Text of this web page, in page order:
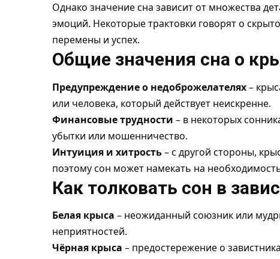
Однако значение сна зависит от множества
эмоций. Некоторые трактовки говорят о
перемены и успех.
Общие значения сна о
Предупреждение о недоброжелателях–
или человека, который действует неискренне.
Финансовые трудности – в некоторых
убытки или мошенничество.
Интуиция и хитрость– с другой стороны,
поэтому сон может намекать на
Как толковать сон в
Белая крыса – неожиданный союзник или
неприятностей.
Чёрная крыса – предостережение о